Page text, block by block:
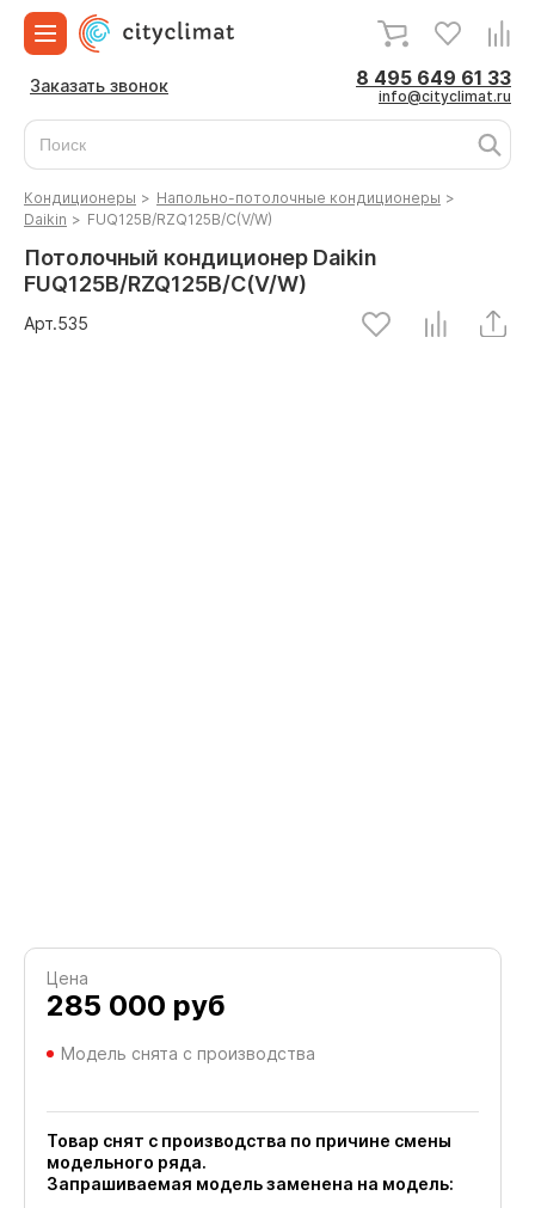
Заказать звонок 8 495 649 61 33
info@cityclimat.ru
Кондиционеры > Напольно-потолочные кондиционеры >
Daikin > FUQ125B/RZQ125B/C(V/W)
Потолочный кондиционер Daikin
FUQ125B/RZQ125B/C(V/W)
Арт.535
Цена
285 000 руб
Модель снята с производства
Товар снят с производства по причине смены
модельного ряда.
Запрашиваемая модель заменена на модель: